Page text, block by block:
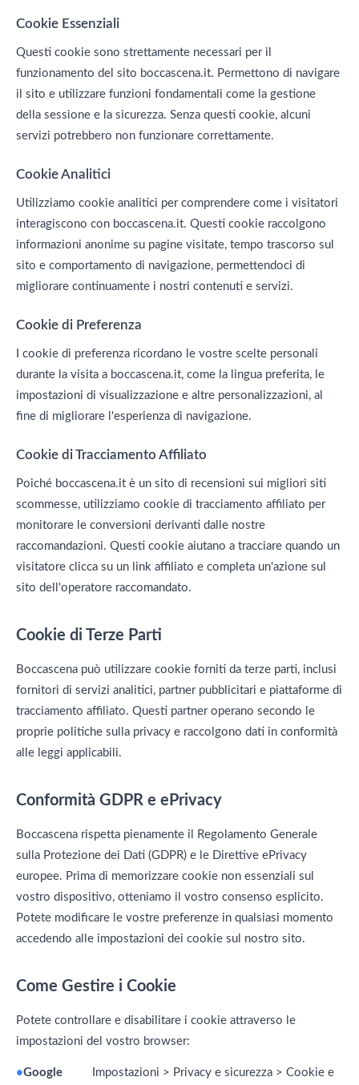
Cookie Essenziali
Questi cookie sono strettamente necessari per il
funzionamento del sito boccascena.it. Permettono di navigare
il sito e utilizzare funzioni fondamentali come la gestione
della sessione e la sicurezza. Senza questi cookie, alcuni
servizi potrebbero non funzionare correttamente.
Cookie Analitici
Utilizziamo cookie analitici per comprendere come i visitatori
interagiscono con boccascena.it. Questi cookie raccolgono
informazioni anonime su pagine visitate, tempo trascorso sul
sito e comportamento di navigazione, permettendoci di
migliorare continuamente i nostri contenuti e servizi.
Cookie di Preferenza
I cookie di preferenza ricordano le vostre scelte personali
durante la visita a boccascena.it, come la lingua preferita, le
impostazioni di visualizzazione e altre personalizzazioni, al
fine di migliorare l'esperienza di navigazione.
Cookie di Tracciamento Affiliato
Poiché boccascena.it è un sito di recensioni sui migliori siti
scommesse, utilizziamo cookie di tracciamento affiliato per
monitorare le conversioni derivanti dalle nostre
raccomandazioni. Questi cookie aiutano a tracciare quando un
visitatore clicca su un link affiliato e completa un'azione sul
sito dell'operatore raccomandato.
Cookie di Terze Parti
Boccascena può utilizzare cookie forniti da terze parti, inclusi
fornitori di servizi analitici, partner pubblicitari e piattaforme di
tracciamento affiliato. Questi partner operano secondo le
proprie politiche sulla privacy e raccolgono dati in conformità
alle leggi applicabili.
Conformità GDPR e ePrivacy
Boccascena rispetta pienamente il Regolamento Generale
sulla Protezione dei Dati (GDPR) e le Direttive ePrivacy
europee. Prima di memorizzare cookie non essenziali sul
vostro dispositivo, otteniamo il vostro consenso esplicito.
Potete modificare le vostre preferenze in qualsiasi momento
accedendo alle impostazioni dei cookie sul nostro sito.
Come Gestire i Cookie
Potete controllare e disabilitare i cookie attraverso le
impostazioni del vostro browser:
Google
Impostazioni > Privacy e sicurezza > Cookie e